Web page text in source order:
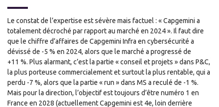
Le constat de l’expertise est sévère mais factuel : « Capgemini a
totalement décroché par rapport au marché en 2024 ». Il faut dire
que le chiffre d’affaires de Capgemini Infra en cybersécurité a
dévissé de -5 % en 2024, alors que le marché a progressé de
+11 %. Plus alarmant, c’est la partie « conseil et projets » dans P&C,
la plus porteuse commercialement et surtout la plus rentable, qui a
perdu -7 %, alors que la partie « run » dans MS a reculé de -1 %.
Mais pour la direction, l’objectif est toujours d’être numéro 1 en
France en 2028 (actuellement Capgemini est 4e, loin derrière